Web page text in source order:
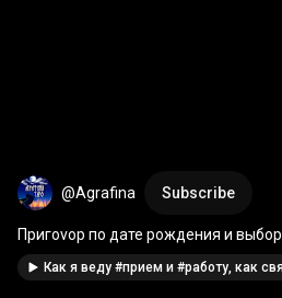
@Agrafina Subscribe
Пригоvор по дате рождения и выбор